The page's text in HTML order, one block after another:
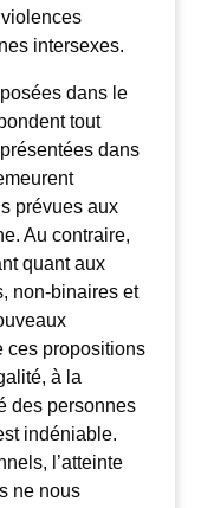
intersexes.
dans le
tout
dans
prévues aux
Au contraire,
quant aux
non-binaires et
ces propositions
à la
des personnes
indéniable.
l’atteinte
ne nous